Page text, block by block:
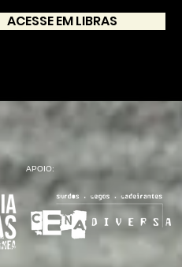
ACESSE EM LIBRAS
APOIO: